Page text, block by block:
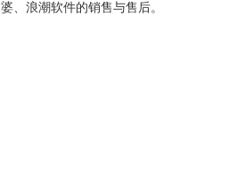
、浪潮软件的销售与售后。